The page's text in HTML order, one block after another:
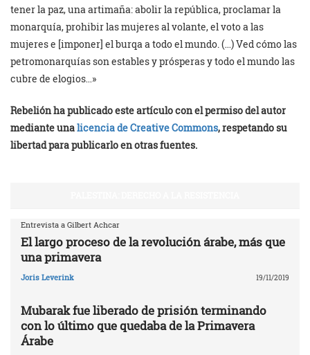
tener la paz, una artimaña: abolir la república, proclamar la
monarquía, prohibir las mujeres al volante, el voto a las
mujeres e [imponer] el burqa a todo el mundo. (…) Ved cómo las
petromonarquías son estables y prósperas y todo el mundo las
cubre de elogios…»
Rebelión ha publicado este artículo con el permiso del autor
mediante unalicencia de Creative Commons, respetando su
libertad para publicarlo en otras fuentes.
Entrevista a Gilbert Achcar
El largo proceso de la revolución árabe, más que
una primavera
Joris Leverink 19/11/2019
Mubarak fue liberado de prisión terminando
con lo último que quedaba de la Primavera
Árabe